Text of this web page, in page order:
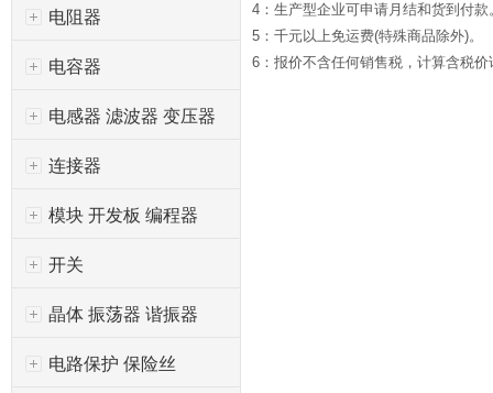
电阻器
电容器
电感器 滤波器 变压器
连接器
模块 开发板 编程器
开关
晶体 振荡器 谐振器
电路保护 保险丝
4：生产型企业可申请月结和货到付款
5：千元以上免运费(特殊商品除外)。
6：报价不含任何销售税，计算含税价